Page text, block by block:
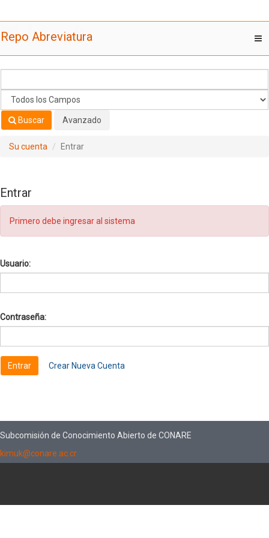
Repo Abreviatura
Buscar Avanzado
Su cuenta Entrar
Entrar
Primero debe ingresar al sistema
Usuario:
Contraseña:
Crear Nueva Cuenta
Subcomisión de Conocimiento Abierto de CONARE
kimuk@conare.ac.cr